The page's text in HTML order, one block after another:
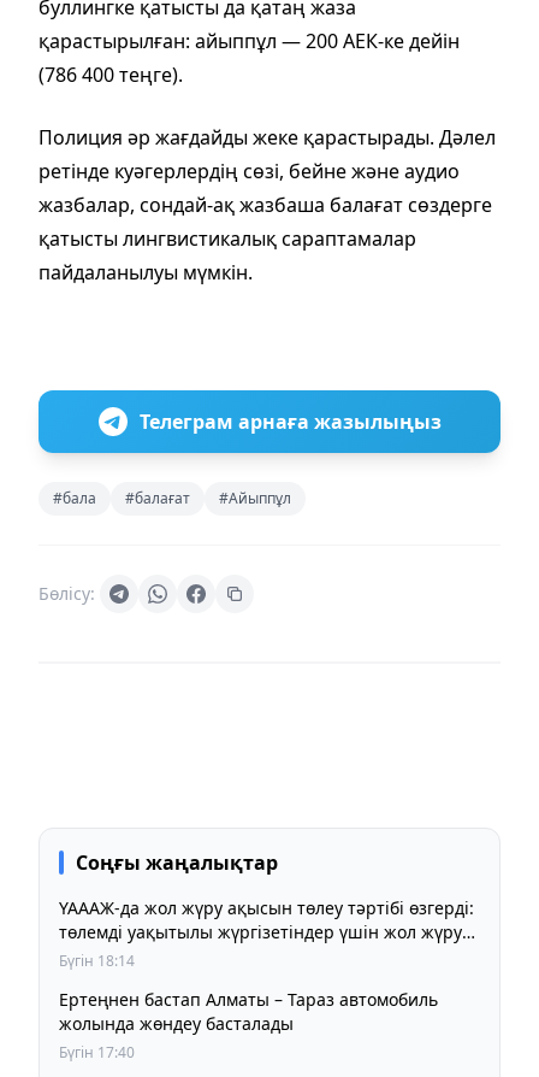
буллингке қатысты да қатаң жаза
қарастырылған: айыппұл — 200 АЕК-ке дейін
(786 400 теңге).
Полиция әр жағдайды жеке қарастырады. Дәлел
ретінде куәгерлердің сөзі, бейне және аудио
жазбалар, сондай-ақ жазбаша балағат сөздерге
қатысты лингвистикалық сараптамалар
пайдаланылуы мүмкін.
Телеграм арнаға жазылыңыз
#бала #балағат #Айыппұл
Бөлісу:
Соңғы жаңалықтар
ҮАААЖ-да жол жүру ақысын төлеу тәртібі өзгерді:
төлемді уақытылы жүргізетіндер үшін жол жүру
құны бұрынғы деңгейде сақталады
Бүгін 18:14
Ертеңнен бастап Алматы – Тараз автомобиль
жолында жөндеу басталады
Бүгін 17:40